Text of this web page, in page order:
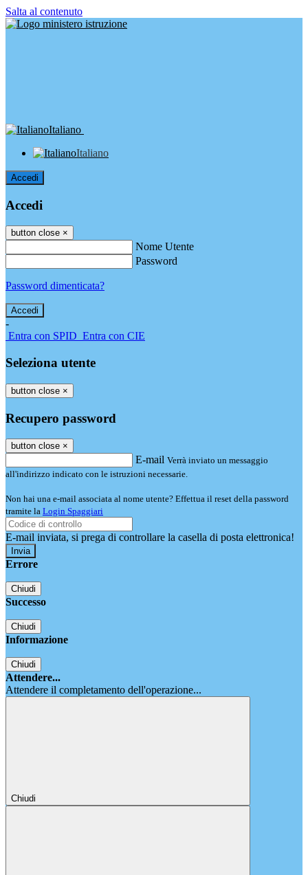
Salta al contenuto
Italiano
Italiano
Accedi
Accedi
button close ×
Nome Utente
Password
Password dimenticata?
-
Entra con SPID Entra con CIE
Seleziona utente
button close ×
Recupero password
button close ×
E-mail Verrà inviato un messaggio
all'indirizzo indicato con le istruzioni necessarie.
Non hai una e-mail associata al nome utente? Effettua il reset della password
tramite la Login Spaggiari
E-mail inviata, si prega di controllare la casella di posta elettronica!
Errore
Chiudi
Successo
Chiudi
Informazione
Chiudi
Attendere...
Attendere il completamento dell'operazione...
Chiudi